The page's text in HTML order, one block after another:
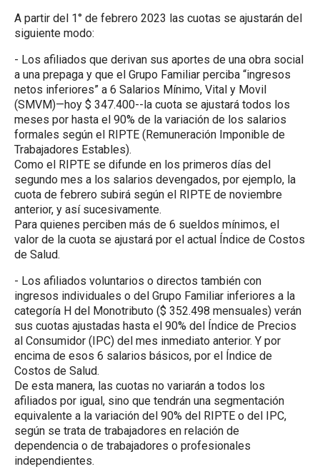
A partir del 1° de febrero 2023 las cuotas se ajustarán del
siguiente modo:
- Los afiliados que derivan sus aportes de una obra social
a una prepaga y que el Grupo Familiar perciba “ingresos
netos inferiores” a 6 Salarios Mínimo, Vital y Movil
(SMVM)—hoy $ 347.400--la cuota se ajustará todos los
meses por hasta el 90% de la variación de los salarios
formales según el RIPTE (Remuneración Imponible de
Trabajadores Estables).
Como el RIPTE se difunde en los primeros días del
segundo mes a los salarios devengados, por ejemplo, la
cuota de febrero subirá según el RIPTE de noviembre
anterior, y así sucesivamente.
Para quienes perciben más de 6 sueldos mínimos, el
valor de la cuota se ajustará por el actual Índice de Costos
de Salud.
- Los afiliados voluntarios o directos también con
ingresos individuales o del Grupo Familiar inferiores a la
categoría H del Monotributo ($ 352.498 mensuales) verán
sus cuotas ajustadas hasta el 90% del Índice de Precios
al Consumidor (IPC) del mes inmediato anterior. Y por
encima de esos 6 salarios básicos, por el Índice de
Costos de Salud.
De esta manera, las cuotas no variarán a todos los
afiliados por igual, sino que tendrán una segmentación
equivalente a la variación del 90% del RIPTE o del IPC,
según se trata de trabajadores en relación de
dependencia o de trabajadores o profesionales
independientes.